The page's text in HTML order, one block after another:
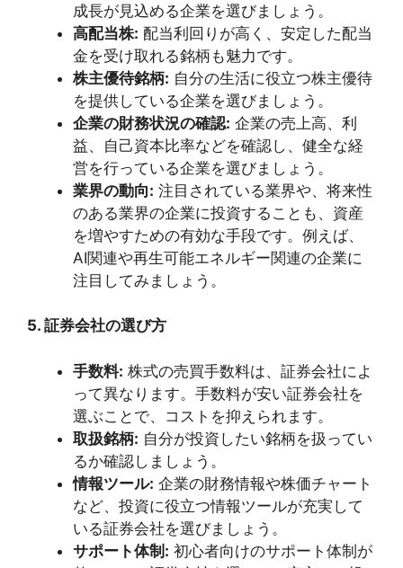
成長が見込める企業を選びましょう。
高配当株: 配当利回りが高く、安定した配当
金を受け取れる銘柄も魅力です。
株主優待銘柄: 自分の生活に役立つ株主優待
を提供している企業を選びましょう。
企業の財務状況の確認: 企業の売上高、利
益、自己資本比率などを確認し、健全な経
営を行っている企業を選びましょう。
業界の動向: 注目されている業界や、将来性
のある業界の企業に投資することも、資産
を増やすための有効な手段です。例えば、
AI関連や再生可能エネルギー関連の企業に
注目してみましょう。
5. 証券会社の選び方
手数料: 株式の売買手数料は、証券会社によ
って異なります。手数料が安い証券会社を
選ぶことで、コストを抑えられます。
取扱銘柄: 自分が投資したい銘柄を扱ってい
るか確認しましょう。
情報ツール: 企業の財務情報や株価チャート
など、投資に役立つ情報ツールが充実して
いる証券会社を選びましょう。
サポート体制: 初心者向けのサポート体制が